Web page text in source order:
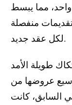
مما يبسط
منفصلة
لكل عقد جديد.
طويلة الأمد
عروضها من
السابق، كانت